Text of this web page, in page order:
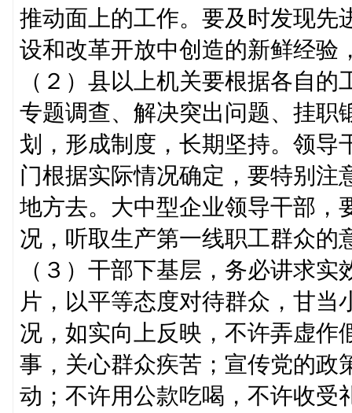
推动面上的工作。要及时发现先
设和改革开放中创造的新鲜经验
（２）县以上机关要根据各自
专题调查、解决突出问题、挂职
划，形成制度，长期坚持。领导
门根据实际情况确定，要特别注
地方去。大中型企业领导干部，
况，听取生产第一线职工群众的
（３）干部下基层，务必讲求
片，以平等态度对待群众，甘
况，如实向上反映，不许弄虚作
事，关心群众疾苦；宣传党的政
动；不许用公款吃喝，不许收受